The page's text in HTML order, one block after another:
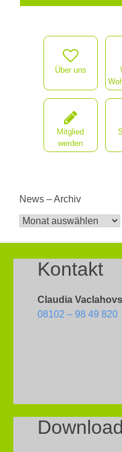
Über uns
Mitglied
werden
News – Archiv
News
Kontakt
Claudia
08102 – 98 49 820